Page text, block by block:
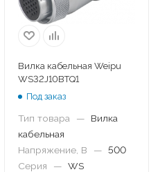
Вилка кабельная Weipu
WS32J10BTQ1
Под заказ
Тип товара —
Вилка
кабельная
Напряжение, В
— 500
Серия
— WS